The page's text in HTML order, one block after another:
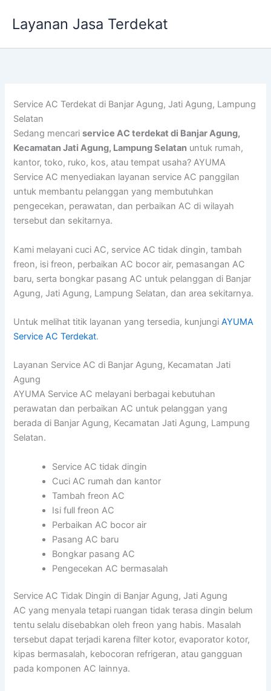
Layanan Jasa Terdekat
Service AC Terdekat di Banjar Agung, Jati Agung, Lampung
Selatan
Sedang mencariservice AC terdekat di Banjar Agung,
Kecamatan Jati Agung, Lampung Selatan untuk rumah,
kantor, toko, ruko, kos, atau tempat usaha? AYUMA
Service AC menyediakan layanan service AC panggilan
untuk membantu pelanggan yang membutuhkan
pengecekan, perawatan, dan perbaikan AC di wilayah
tersebut dan sekitarnya.
Kami melayani cuci AC, service AC tidak dingin, tambah
freon, isi freon, perbaikan AC bocor air, pemasangan AC
baru, serta bongkar pasang AC untuk pelanggan di Banjar
Agung, Jati Agung, Lampung Selatan, dan area sekitarnya.
Untuk melihat titik layanan yang tersedia, kunjungiAYUMA
Service AC Terdekat.
Layanan Service AC di Banjar Agung, Kecamatan Jati
Agung
AYUMA Service AC melayani berbagai kebutuhan
perawatan dan perbaikan AC untuk pelanggan yang
berada di Banjar Agung, Kecamatan Jati Agung, Lampung
Selatan.
Service AC tidak dingin
Cuci AC rumah dan kantor
Tambah freon AC
Isi full freon AC
Perbaikan AC bocor air
Pasang AC baru
Bongkar pasang AC
Pengecekan AC bermasalah
Service AC Tidak Dingin di Banjar Agung, Jati Agung
AC yang menyala tetapi ruangan tidak terasa dingin belum
tentu selalu disebabkan oleh freon yang habis. Masalah
tersebut dapat terjadi karena filter kotor, evaporator kotor,
kipas bermasalah, kebocoran refrigeran, atau gangguan
pada komponen AC lainnya.